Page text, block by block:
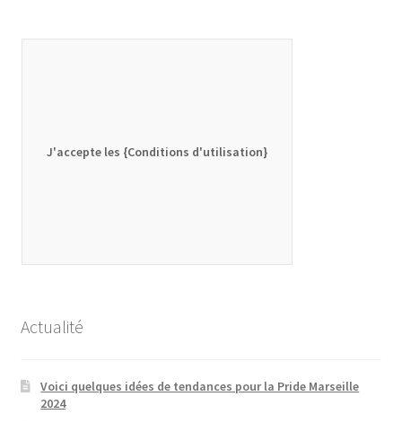
J'accepte les {Conditions d'utilisation}
Actualité
Voici quelques idées de tendances pour la Pride Marseille
2024